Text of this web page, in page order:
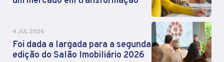
4 JUL 2026
Foi dada a largada para a segunda
edição do Salão Imobiliário 2026